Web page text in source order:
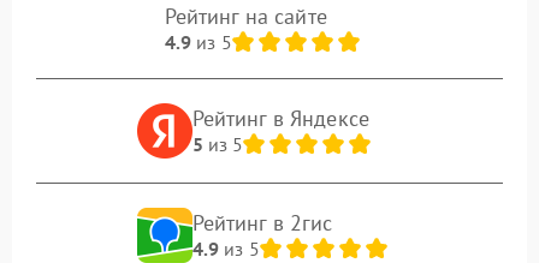
Рейтинг на сайте
4.9из 5
Рейтинг в Яндексе
5 из 5
Рейтинг в 2гис
4.9из 5